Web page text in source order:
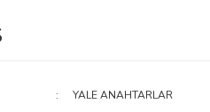
YALE ANAHTARLAR